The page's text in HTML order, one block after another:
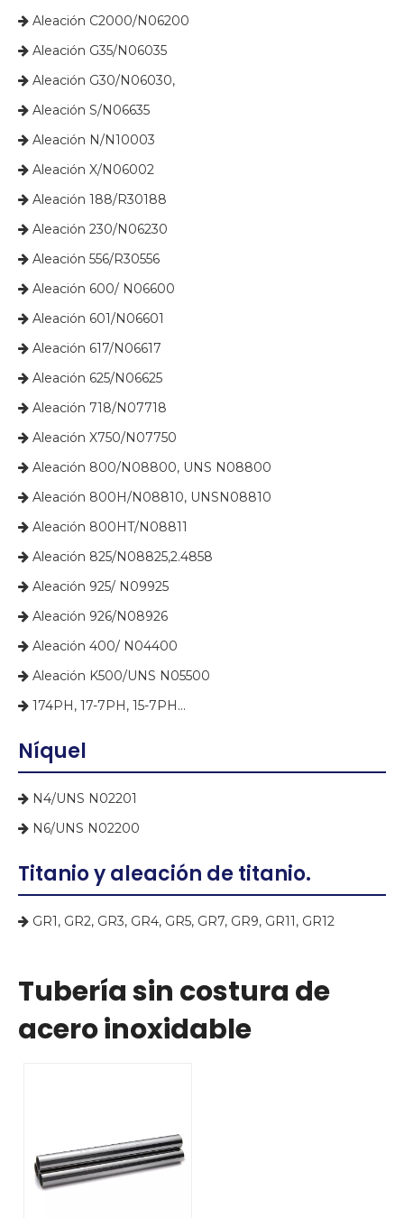
 Aleación C2000/N06200
 Aleación G35/N06035
 Aleación G30/N06030,
 ​ Aleación S/N06635
 ​​​​​​​ Aleación N/N10003
 ​​​​​​​ Aleación X/N06002
 ​​​​​​​ Aleación 188/R30188
 ​​​​​​​ Aleación 230/N06230
 ​​​​​​​ Aleación 556/R30556
 ​​​​​​​ Aleación 600/ N06600
 ​​​​​​​ Aleación 601/N06601
 ​​​​​​​ Aleación 617/N06617
 ​​​​​​​​ Aleación 625/N06625
 ​​​​​​​ Aleación 718/N07718
 ​​​​​​​ Aleación X750/N07750
 ​​​​​​​ Aleación 800/N08800, UNS N08800
 ​​​​​​​ Aleación 800H/N08810, UNSN08810
 ​​​​​​​ Aleación 800HT/N08811
 ​​​​​​​ Aleación 825/N08825,2.4858
 ​​​​​​​ Aleación 925/ N09925
 ​​​​​​​ Aleación 926/N08926
 ​​​​​​​ Aleación 400/ N04400
 ​​​​​​​ Aleación K500/UNS N05500
 ​​​​​​​ 174PH, 17-7PH, 15-7PH...
Níquel
 N4/UNS N02201
 N6/UNS N02200
Titanio y aleación de titanio.
 GR1, GR2, GR3, GR4, GR5, GR7, GR9, GR11, GR12
Tubería sin costura de
acero inoxidable